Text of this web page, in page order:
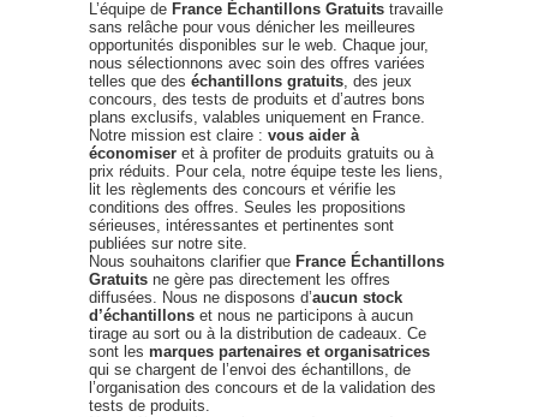
L’équipe de France Échantillons Gratuits travaille
sans relâche pour vous dénicher les meilleures
opportunités disponibles sur le web. Chaque jour,
nous sélectionnons avec soin des offres variées
telles que des échantillons gratuits, des jeux
concours, des tests de produits et d’autres bons
plans exclusifs, valables uniquement en France.
Notre mission est claire : vous aider à
économiser et à profiter de produits gratuits ou à
prix réduits. Pour cela, notre équipe teste les liens,
lit les règlements des concours et vérifie les
conditions des offres. Seules les propositions
sérieuses, intéressantes et pertinentes sont
publiées sur notre site.
Nous souhaitons clarifier que France Échantillons
Gratuits ne gère pas directement les offres
diffusées. Nous ne disposons d’aucun stock
d’échantillons et nous ne participons à aucun
tirage au sort ou à la distribution de cadeaux. Ce
sont les marques partenaires et organisatrices
qui se chargent de l’envoi des échantillons, de
l’organisation des concours et de la validation des
tests de produits.